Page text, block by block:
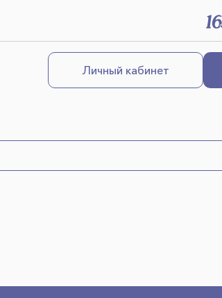
Личный кабинет